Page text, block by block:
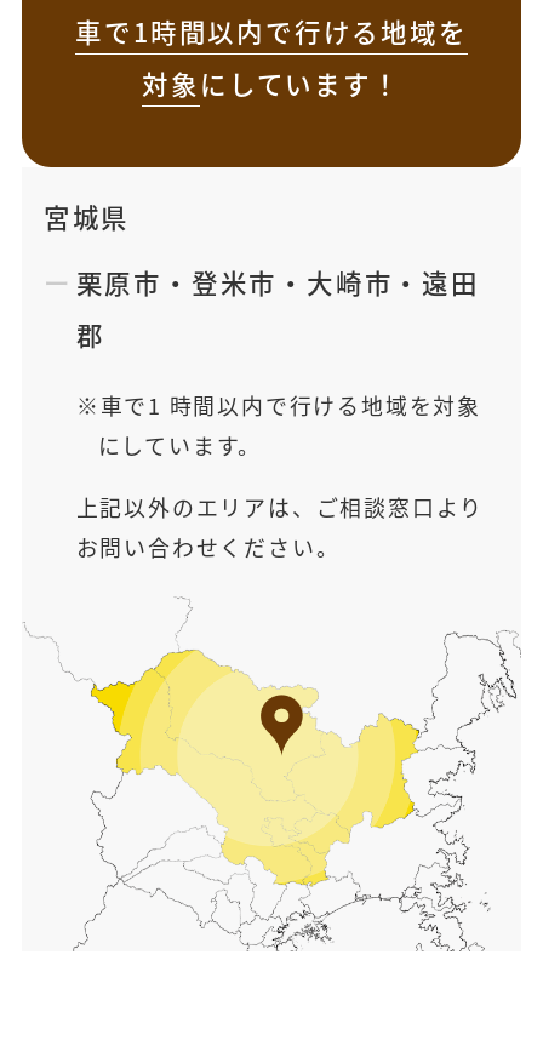
車で1時間以内で行ける地域を
対象にしています！
宮城県
栗原市 ・ 登米市 ・ 大崎市 ・ 遠田
郡
車で1 時間以内で行ける地域を対象
にしています。
上記以外のエリアは、ご相談窓口より
お問い合わせください。